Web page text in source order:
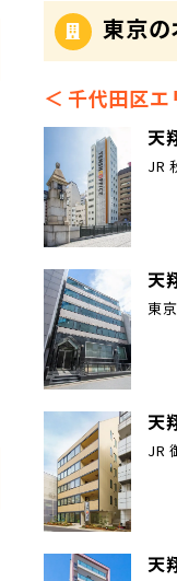
東京
千代田区エ
天
JR
天
東
天
JR
天